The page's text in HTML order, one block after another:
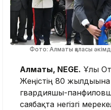
Фото: Алматы қаласы
Алматы, NEGE. Ұлы
Жеңістің 80
гвардияшы-
саябақта негізгі